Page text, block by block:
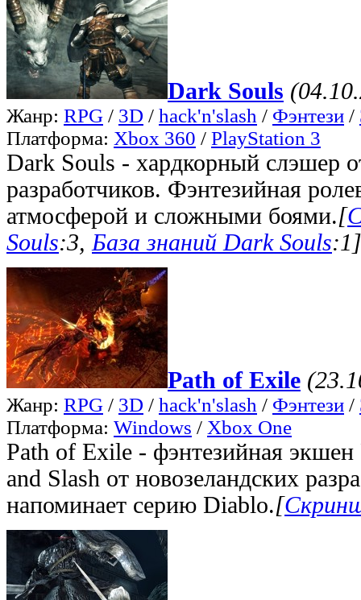
Dark Souls
Жанр: RPG / 3D / hack'n'slash / Фэнтези /
Платформа: Xbox 360 / PlayStation 3
Dark Souls - хардкорный слэшер
разработчиков. Фэнтезийная
атмосферой и сложными боями.[
Souls:3, База знаний Dark Souls:1]
Path of Exile
Жанр: RPG / 3D / hack'n'slash / Фэнтези /
Платформа: Windows / Xbox One
Path of Exile - фэнтезийная
and Slash от новозеландских
напоминает серию Diablo.[